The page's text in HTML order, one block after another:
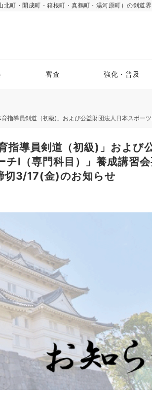
町・開成町・箱根町・真鶴町・湯河原町）の剣道界
審査 強化・普及
導員剣道（初級)」および公益財団法人日本スポーツ協会
指導員剣道（初級)」および
Ⅰ（専門科目）」養成講習
3/17(金)のお知らせ